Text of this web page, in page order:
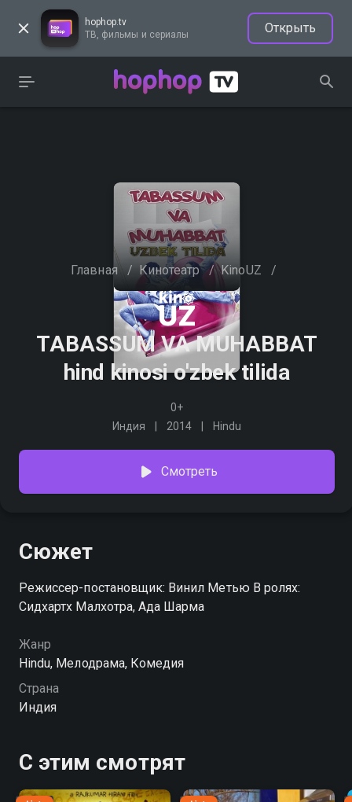
hophop.tv
ТВ, фильмы и сериалы
Открыть
Главная / Кинотеатр / KinoUZ /
TABASSUM VA MUHABBAT
hind kinosi o'zbek tilida
0+
Индия
2014 Hindu
Смотреть
Сюжет
Режиссер-постановщик: Винил Метью В ролях:
Сидхартх Малхотра, Ада Шарма
Жанр
Hindu, Мелодрама, Комедия
Страна
Индия
С этим смотрят